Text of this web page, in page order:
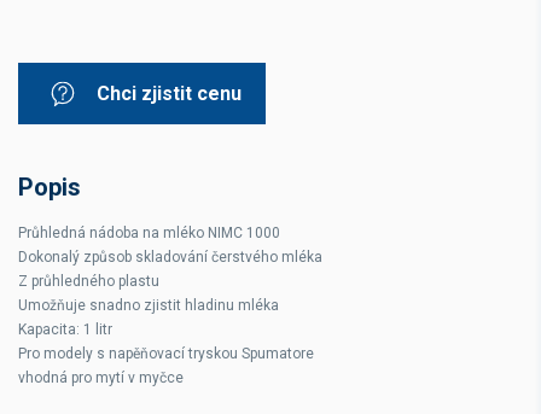
Chci zjistit cenu
Popis
Průhledná nádoba na mléko NIMC 1000
Dokonalý způsob skladování čerstvého mléka
Z průhledného plastu
Umožňuje snadno zjistit hladinu mléka
Kapacita: 1 litr
Pro modely s napěňovací tryskou Spumatore
vhodná pro mytí v myčce